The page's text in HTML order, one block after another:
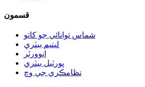
قسمون
شماس توانائي جو کاتو
ليتيم بيٽري
انوورٽر
پورٽبل بيٽري
نظامڪري جي وچ